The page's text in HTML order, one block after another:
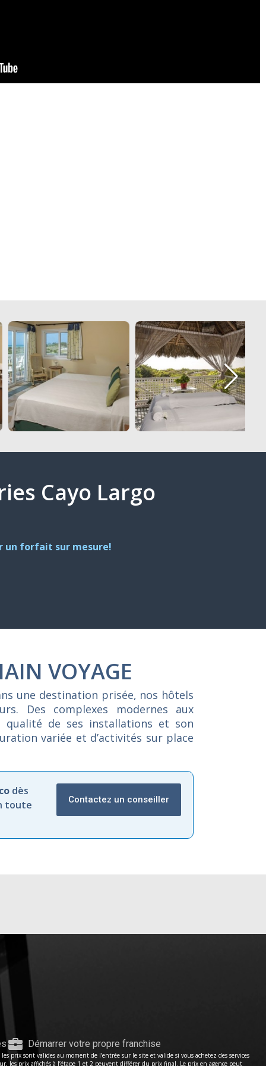
Cayo Largo
un forfait sur mesure!
VOYAGE
une destination prisée, nos hôtels
Des complexes modernes aux
qualité de ses installations et son
variée et d’activités sur place
dès
toute
Contactez un conseiller
Démarrer votre propre franchise
prix sont valides au moment de l’entrée sur le site et valide si vous achetez des services
les prix affichés à l’étape 1 et 2 peuvent différer du prix final. Le prix en agence peut